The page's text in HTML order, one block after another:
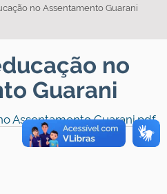
no Assentamento Guarani
no
Guarani
Assentamento Guarani.pdf